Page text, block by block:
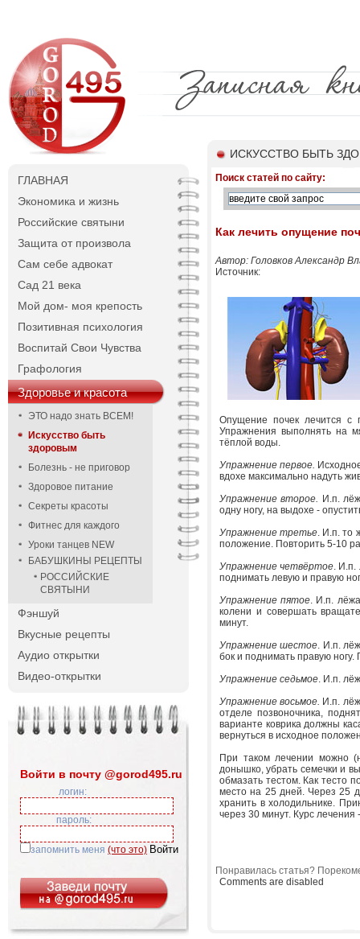
ГЛАВНАЯ
Экономика и жизнь
Российские святыни
Защита от произвола
Сам себе адвокат
Сад 21 века
Мой дом- моя крепость
Позитивная психология
Воспитай Свои Чувства
Графология
Здоровье и красота
ЭТО надо знать ВСЕМ!
Искусство быть
здоровым
Болезнь - не приговор
Здоровое питание
Секреты красоты
Фитнес для каждого
Уроки танцев NEW
БАБУШКИНЫ РЕЦЕПТЫ
РОССИЙСКИЕ
СВЯТЫНИ
Фэншуй
Вкусные рецепты
Аудио открытки
Видео-открытки
Войти в почту @gorod495.ru
логин:
пароль:
запомнить меня (что это)
ИСКУССТВО БЫТЬ
Поиск статей по сайту:
Как лечить опущение
Автор: Головков Александр
Источник:
Опущение почек лечится с
Упражнения выполнять на
тёплой воды.
Упражнение первое.
вдохе максимально надуть
Упражнение второе. И.п.
одну ногу, на выдохе -
Упражнение третье. И.п. то
положение. Повторить 5-10
Упражнение четвёртое. И.п.
поднимать левую и правую
Упражнение пятое. И.п.
колени и совершать
минут.
Упражнение шестое. И.п.
бок и поднимать правую ногу.
Упражнение седьмое. И.п.
Упражнение восьмое. И.п.
отделе позвоночника,
варианте коврика должны
вернуться в исходное
При таком лечении можно
донышко, убрать семечки и
обмазать тестом. Как тесто
место на 25 дней. Через 25
хранить в холодильнике.
через 30 минут. Курс лечения
Понравилась статья?
Comments are disabled